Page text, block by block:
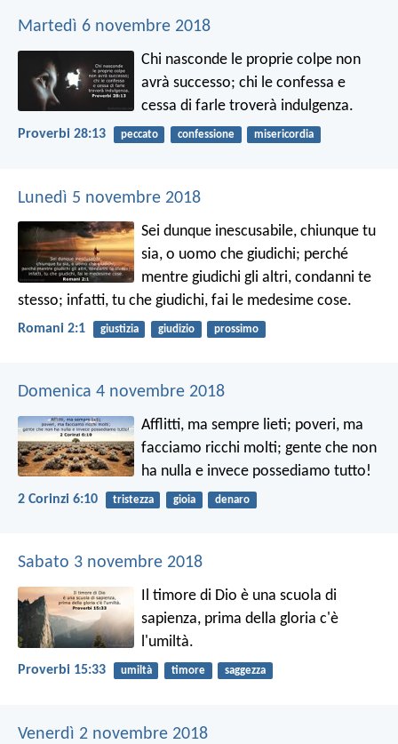
Martedì 6 novembre 2018
Chi nasconde le proprie colpe non
avrà successo; chi le confessa e
cessa di farle troverà indulgenza.
Proverbi 28:13 peccato confessione misericordia
Lunedì 5 novembre 2018
Sei dunque inescusabile, chiunque tu
sia, o uomo che giudichi; perché
mentre giudichi gli altri, condanni te
stesso; infatti, tu che giudichi, fai le medesime cose.
Romani 2:1 giustizia giudizio prossimo
Domenica 4 novembre 2018
Afflitti, ma sempre lieti; poveri, ma
facciamo ricchi molti; gente che non
ha nulla e invece possediamo tutto!
2 Corinzi 6:10 tristezza gioia denaro
Sabato 3 novembre 2018
Il timore di Dio è una scuola di
sapienza, prima della gloria c'è
l'umiltà.
Proverbi 15:33 umiltà timore saggezza
Venerdì 2 novembre 2018